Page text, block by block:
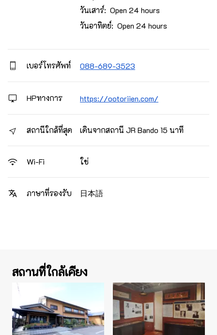
วันเสาร์: Open 24 hours
วันอาทิตย์: Open 24 hours
เบอร์โทรศัพท์ 088-689-3523
HPทางการ https://ootoriien.com/
สถานีใกล้ที่สุด เดินจากสถานี JR Bando 15 นาที
Wi-Fi ใช่
ภาษาที่รองรับ 日本語
สถานที่ใกล้เคียง